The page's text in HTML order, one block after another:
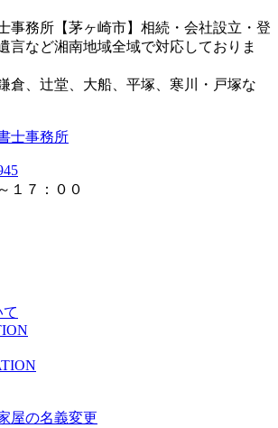
事務所【茅ヶ崎市】相続・会社設立・登
言など湘南地域全域で対応しておりま
倉、辻堂、大船、平塚、寒川・戸塚な
１７：００
屋の名義変更